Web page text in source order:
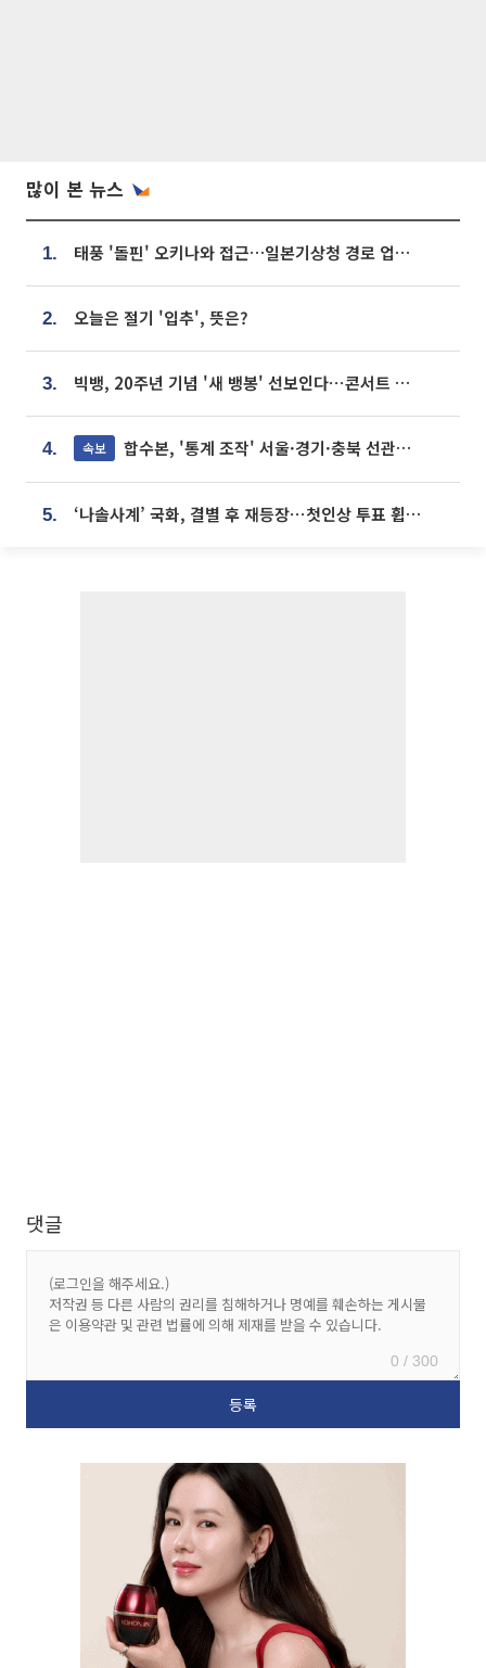
많이 본 뉴스
1. 태풍 '돌핀' 오키나와 접근…일본기상청 경로 업데이트
2. 오늘은 절기 '입추', 뜻은?
3. 빅뱅, 20주년 기념 '새 뱅봉' 선보인다⋯콘서트 앞두고 팝업 개최
4. 속보 합수본, '통계 조작' 서울·경기·충북 선관위 등 추가 압수수색
5. ‘나솔사계’ 국화, 결별 후 재등장⋯첫인상 투표 휩쓸고 ‘인기녀’ 등극
댓글
0 / 300